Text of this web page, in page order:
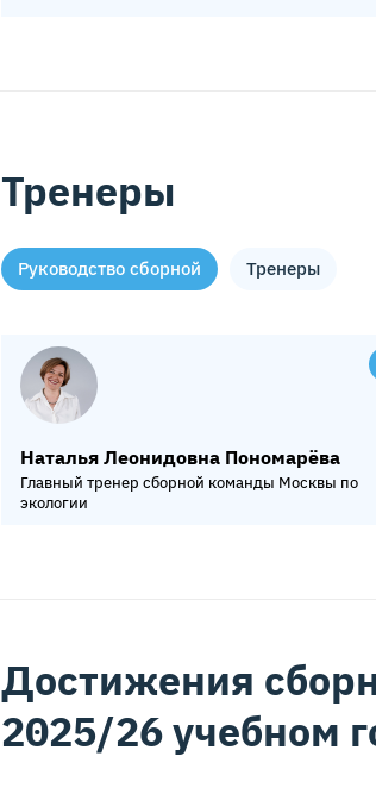
Тренеры
Руководство сборной Тренеры
Наталья Леонидовна Пономарёва
Главный тренер сборной команды Москвы по
экологии
Наталия Анатольевна Банникова
Тренер сборной Москвы по экологии
Достижения
2025/26 учебном